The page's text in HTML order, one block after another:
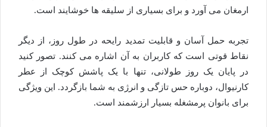
ارمغان می آورد و برای بسیاری از سلیقه ها خوشایند است.
تجربه حمل آسان و قابلیت تمدید رایحه در طول روز، از دیگر
نقاط قوتی است که کاربران به آن اشاره می کنند. تصور کنید
در پایان یک روز طولانی، تنها با یک پاشش کوچک از عطر
کارنیوال، دوباره حس تازگی و انرژی به شما بازگردد. این ویژگی
برای بانوان پرمشغله بسیار ارزشمند است.